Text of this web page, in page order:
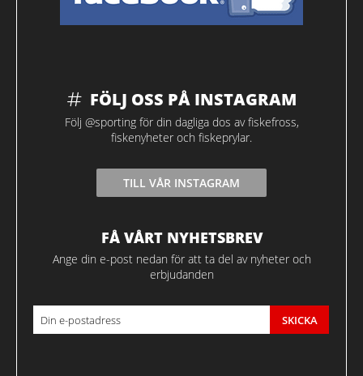
FÖLJ OSS PÅ INSTAGRAM
Följ @sporting för din dagliga dos av fiskefross,
fiskenyheter och fiskeprylar.
TILL VÅR INSTAGRAM
FÅ VÅRT NYHETSBREV
Ange din e-post nedan för att ta del av nyheter och
erbjudanden
SKICKA